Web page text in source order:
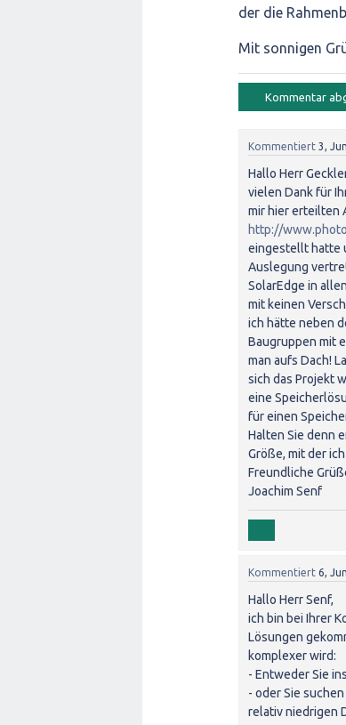
der die
Mit sonnigen
Kommentiert 3,
Hallo Herr
vielen Dank für
mir hier erteilten
http://
eingestellt hatte
Auslegung
SolarEdge in
mit keinen
ich hätte neben
Baugruppen mit
man aufs Dach!
sich das Projekt
eine
für einen
Halten Sie denn
Größe, mit der
Freundliche
Joachim Senf
Kommentiert 6,
Hallo Herr Senf,
ich bin bei Ihrer
Lösungen
komplexer wird:
- Entweder Sie
- oder Sie
relativ niedrigen